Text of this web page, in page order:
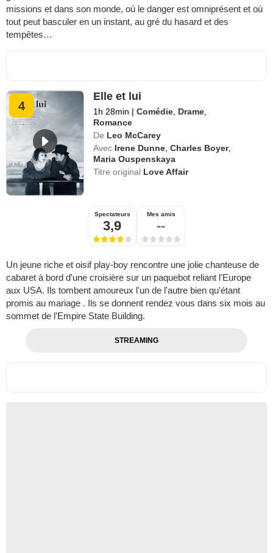
missions et dans son monde, où le danger est omniprésent et où
tout peut basculer en un instant, au gré du hasard et des
tempêtes…
4
Elle et lui
1h 28min | Comédie Drame
Romance
De Leo McCarey
Avec Irene Dunne ,Charles Boyer,
Maria Ouspenskaya
Titre original Love Affair
Spectateurs
3,9
Mes amis
--
Un jeune riche et oisif play-boy rencontre une jolie chanteuse de
cabaret à bord d'une croisière sur un paquebot reliant l'Europe
aux USA. Ils tombent amoureux l'un de l'autre bien qu'étant
promis au mariage . Ils se donnent rendez vous dans six mois au
sommet de l'Empire State Building.
STREAMING